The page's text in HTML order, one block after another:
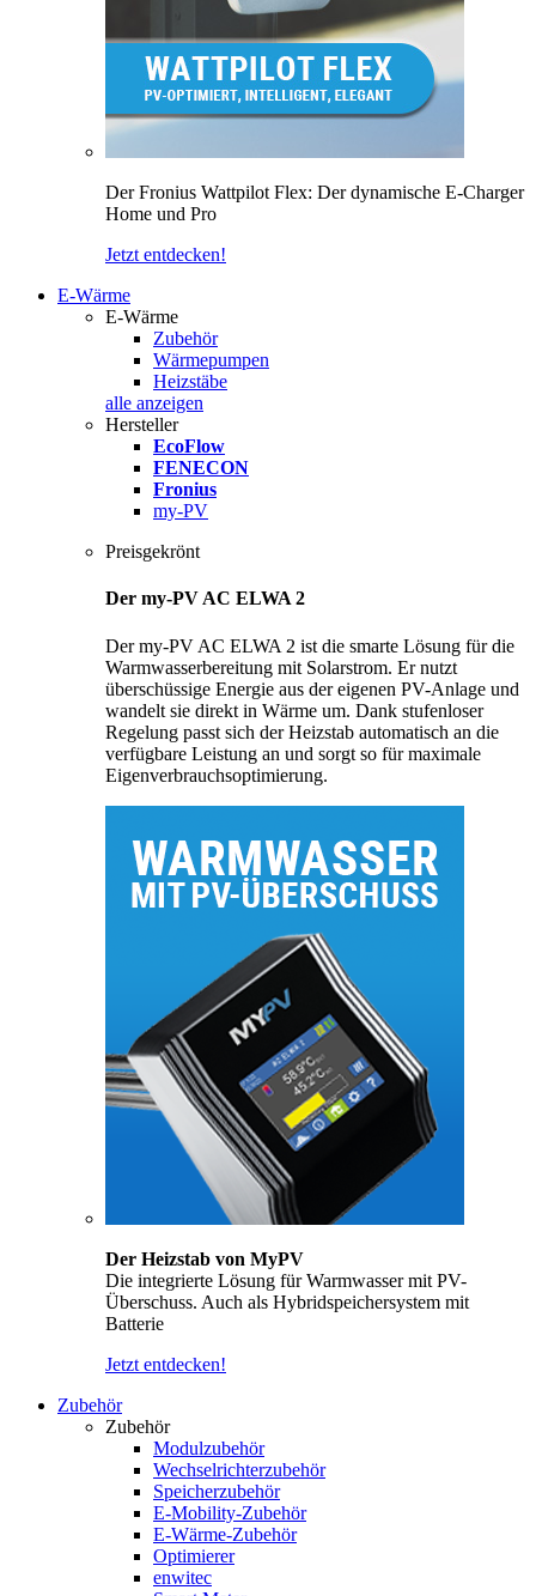
Der Fronius Wattpilot Flex: Der dynamische E-Charger
Home und Pro
Jetzt entdecken!
E-Wärme
E-Wärme
Zubehör
Wärmepumpen
Heizstäbe
alle anzeigen
Hersteller
EcoFlow
FENECON
Fronius
my-PV
Preisgekrönt
Der my-PV AC ELWA 2
Der my-PV AC ELWA 2 ist die smarte Lösung für die
Warmwasserbereitung mit Solarstrom. Er nutzt
überschüssige Energie aus der eigenen PV-Anlage und
wandelt sie direkt in Wärme um. Dank stufenloser
Regelung passt sich der Heizstab automatisch an die
verfügbare Leistung an und sorgt so für maximale
Eigenverbrauchsoptimierung.
Der Heizstab von MyPV
Die integrierte Lösung für Warmwasser mit PV-
Überschuss. Auch als Hybridspeichersystem mit
Batterie
Jetzt entdecken!
Zubehör
Zubehör
Modulzubehör
Wechselrichterzubehör
Speicherzubehör
E-Mobility-Zubehör
E-Wärme-Zubehör
Optimierer
enwitec